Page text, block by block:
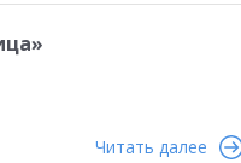
Читать далее